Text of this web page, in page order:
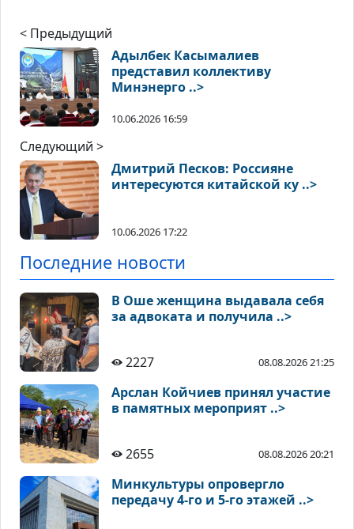
< Предыдущий
Адылбек Касымалиев
представил коллективу
Минэнерго ..>
10.06.2026 16:59
Следующий >
Дмитрий Песков: Россияне
интересуются китайской ку ..>
10.06.2026 17:22
Последние новости
В Оше женщина выдавала себя
за адвоката и получила ..>
2227 08.08.2026 21:25
Арслан Койчиев принял участие
в памятных мероприят ..>
2655 08.08.2026 20:21
Минкультуры опровергло
передачу 4-го и 5-го этажей ..>